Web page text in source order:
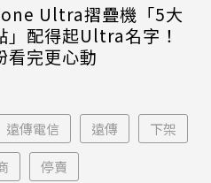
Ultra摺疊機「5大
」配得起Ultra名字！
看完更心動
遠傳電信 遠傳 下架
停賣